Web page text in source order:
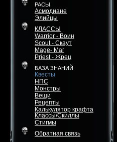
РАСЫ
Асмодиане
Элийцы
КЛАССЫ
Warrior - Воин
Scout - Скаут
Mage- Маг
Priest - Жрец
БАЗА ЗНАНИЙ
Квесты
НПС
Монстры
Вещи
Рецепты
Калькулятор крафта
Классы/Скиллы
Стигмы
Обратная связь